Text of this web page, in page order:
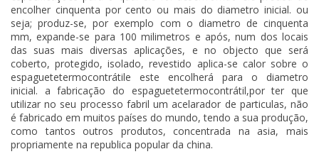
encolher cinquenta por cento ou mais do diametro inicial. ou
seja; produz-se, por exemplo com o diametro de cinquenta
mm, expande-se para 100 milimetros e após, num dos locais
das suas mais diversas aplicações, e no objecto que será
coberto, protegido, isolado, revestido aplica-se calor sobre o
espaguetetermocontrátile este encolherá para o diametro
inicial. a fabricação do espaguetetermocontrátil,por ter que
utilizar no seu processo fabril um acelarador de particulas, não
é fabricado em muitos países do mundo, tendo a sua produção,
como tantos outros produtos, concentrada na asia, mais
propriamente na republica popular da china.